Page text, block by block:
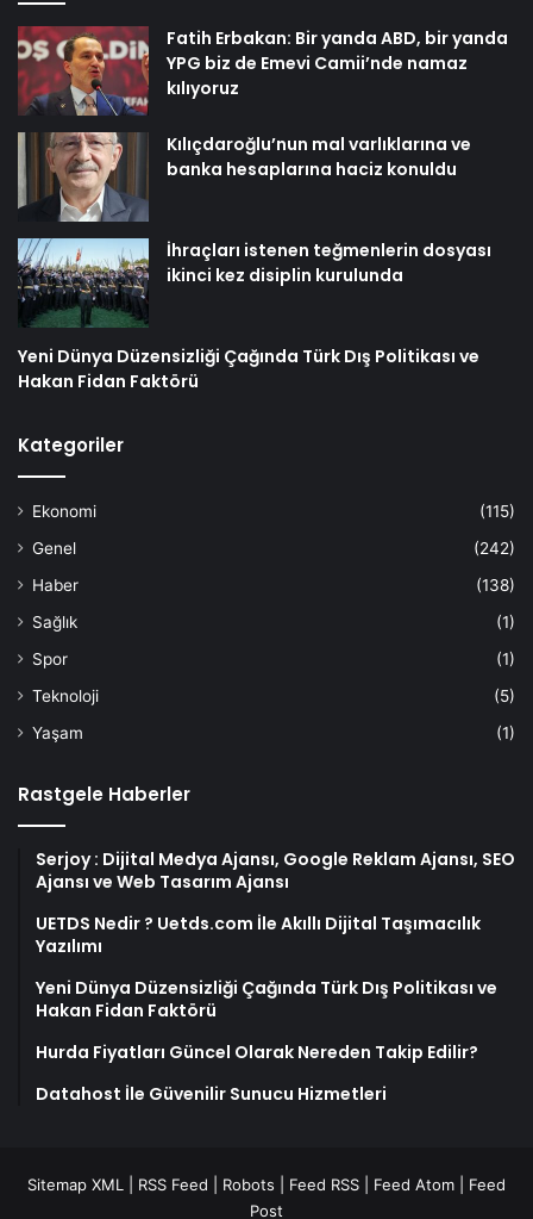
Fatih Erbakan: Bir yanda ABD, bir yanda
YPG biz de Emevi Camii’nde namaz
kılıyoruz
Kılıçdaroğlu’nun mal varlıklarına ve
banka hesaplarına haciz konuldu
İhraçları istenen teğmenlerin dosyası
ikinci kez disiplin kurulunda
Yeni Dünya Düzensizliği Çağında Türk Dış Politikası ve
Hakan Fidan Faktörü
Kategoriler
Ekonomi
(115)
Genel
(242)
Haber
(138)
Sağlık
(1)
Spor
(1)
Teknoloji
(5)
Yaşam
(1)
Rastgele Haberler
Serjoy : Dijital Medya Ajansı, Google Reklam Ajansı, SEO
Ajansı ve Web Tasarım Ajansı
UETDS Nedir ? Uetds.com İle Akıllı Dijital Taşımacılık
Yazılımı
Yeni Dünya Düzensizliği Çağında Türk Dış Politikası ve
Hakan Fidan Faktörü
Hurda Fiyatları Güncel Olarak Nereden Takip Edilir?
Datahost İle Güvenilir Sunucu Hizmetleri
Sitemap XML RSS Feed Robots Feed RSS Feed Atom
Feed
Post